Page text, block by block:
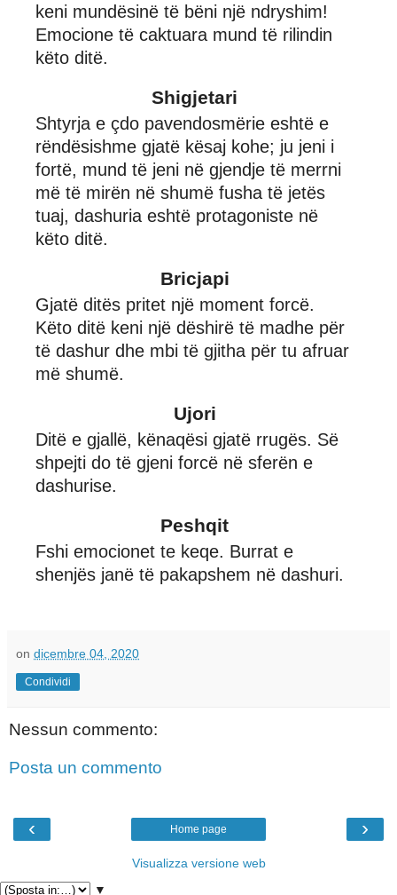
keni mundësinë të bëni një ndryshim!
Emocione të caktuara mund të rilindin
këto ditë.
Shigjetari
Shtyrja e çdo pavendosmërie eshtë e
rëndësishme gjatë kësaj kohe; ju jeni i
fortë, mund të jeni në gjendje të merrni
më të mirën në shumë fusha të jetës
tuaj, dashuria eshtë protagoniste në
këto ditë.
Bricjapi
Gjatë ditës pritet një moment forcë.
Këto ditë keni një dëshirë të madhe për
të dashur dhe mbi të gjitha për tu afruar
më shumë.
Ujori
Ditë e gjallë, kënaqësi gjatë rrugës. Së
shpejti do të gjeni forcë në sferën e
dashurise.
Peshqit
Fshi emocionet te keqe. Burrat e
shenjës janë të pakapshem në dashuri.
on dicembre 04, 2020
Condividi
Nessun commento:
Posta un commento
‹ ›
Home page
Visualizza versione web
▼